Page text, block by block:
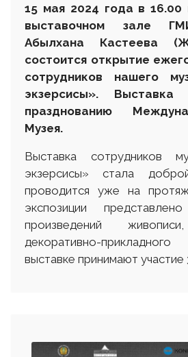
15 мая 2024 года в 16.00
выставочном зале
Абылхана Кастеева
состоится открытие
сотрудников нашего
экзерсисы». Выставка
празднованию
Музея.
Выставка сотрудников
экзерсисы» стала
проводится уже на
экспозиции
произведений
декоративно-
выставке принимают участие